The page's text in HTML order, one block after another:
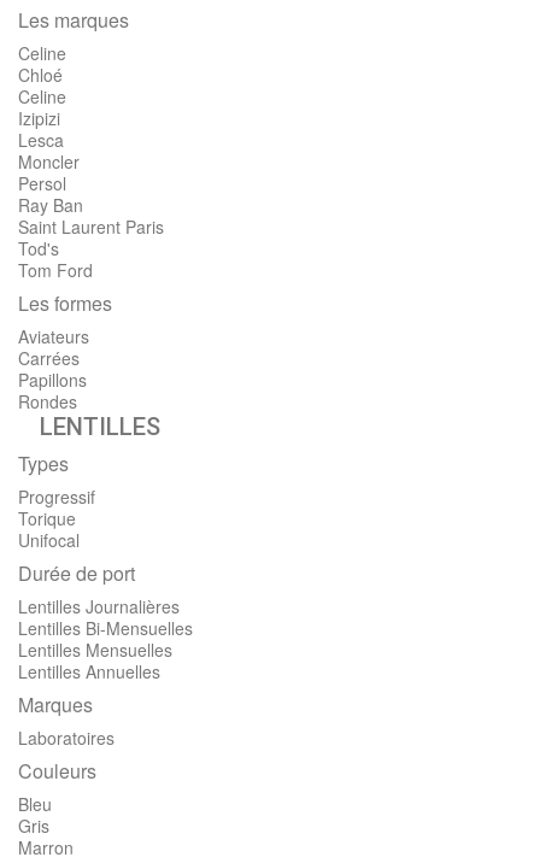
Les marques
Celine
Chloé
Celine
Izipizi
Lesca
Moncler
Persol
Ray Ban
Saint Laurent Paris
Tod's
Tom Ford
Les formes
Aviateurs
Carrées
Papillons
Rondes
LENTILLES
Types
Progressif
Torique
Unifocal
Durée de port
Lentilles Journalières
Lentilles Bi-Mensuelles
Lentilles Mensuelles
Lentilles Annuelles
Marques
Laboratoires
Couleurs
Bleu
Gris
Marron